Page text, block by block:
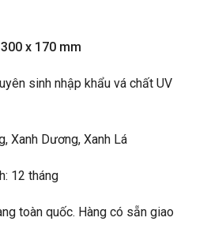
x 170 mm
sinh nhập khẩu vá chất UV
Xanh Dương, Xanh Lá
12 tháng
toàn quốc. Hàng có sẵn giao